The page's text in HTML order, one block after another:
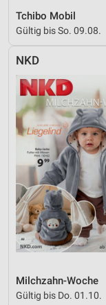
Tchibo Mobil
Gültig bis So. 09.08.
NKD
Milchzahn-Woche
Gültig bis Do. 01.10.